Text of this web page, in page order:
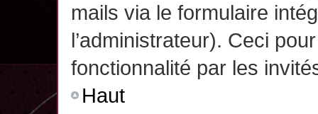
mails via le formulaire
l’administrateur). Ceci
fonctionnalité par les
Haut